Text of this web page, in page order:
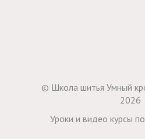
© Школа шитья Умный
2026
Уроки и видео курсы